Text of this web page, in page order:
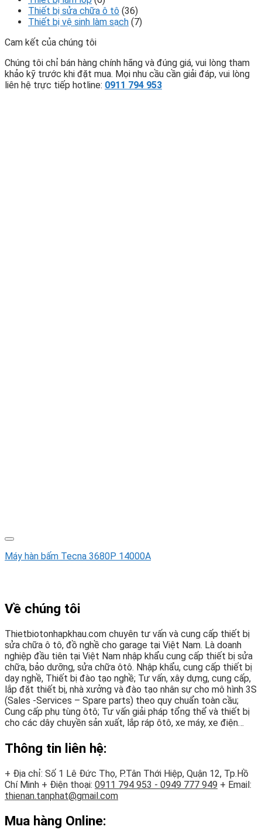
Thiết bị sửa chữa ô tô (36)
Thiết bị vệ sinh làm sạch (7)
Cam kết của chúng tôi
Chúng tôi chỉ bán hàng chính hãng và đúng giá, vui lòng tham
khảo kỹ trước khi đặt mua. Mọi nhu cầu cần giải đáp, vui lòng
liên hệ trực tiếp hotline: 0911 794 953
Máy hàn bấm Tecna 3680P 14000A
Về chúng tôi
Thietbiotonhapkhau.com chuyên tư vấn và cung cấp thiết bị
sửa chữa ô tô, đồ nghề cho garage tại Việt Nam. Là doanh
nghiệp đầu tiên tại Việt Nam nhập khẩu cung cấp thiết bị sửa
chữa, bảo dưỡng, sửa chữa ôtô. Nhập khẩu, cung cấp thiết bị
dạy nghề, Thiết bị đào tạo nghề; Tư vấn, xây dựng, cung cấp,
lắp đặt thiết bị, nhà xưởng và đào tạo nhân sự cho mô hình 3S
(Sales -Services – Spare parts) theo quy chuẩn toàn cầu;
Cung cấp phụ tùng ôtô; Tư vấn giải pháp tổng thể và thiết bị
cho các dây chuyền sản xuất, lắp ráp ôtô, xe máy, xe điện…
Thông tin liên hệ:
+ Địa chỉ: Số 1 Lê Đức Thọ, P.Tân Thới Hiệp, Quận 12, Tp.Hồ
Chí Minh + Điện thoại: 0911 794 953 - 0949 777 949 + Email:
thienan.tanphat@gmail.com
Mua hàng Online: